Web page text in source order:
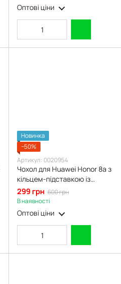
Оптові ціни
Новинка
−50%
Артикул: 0020954
Чохол для Huawei Honor 8a з
кільцем-підставкою із
золотою окантовкою на
хуавей хонор 8a чорничний
gs1
299 грн 600 грн
В наявності
Оптові ціни